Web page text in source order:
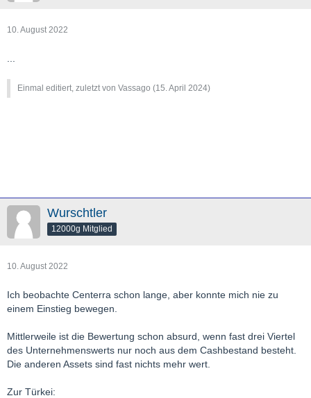
10. August 2022
Einmal editiert, zuletzt von Vassago (15. April 2024)
Wurschtler
12000g Mitglied
10. August 2022
Ich beobachte Centerra schon lange, aber konnte mich nie zu
einem Einstieg bewegen.
Mittlerweile ist die Bewertung schon absurd, wenn fast drei Viertel
des Unternehmenswerts nur noch aus dem Cashbestand besteht.
Die anderen Assets sind fast nichts mehr wert.
Zur Türkei: